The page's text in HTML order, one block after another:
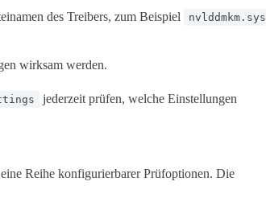
des Treibers, zum Beispiel nvlddmkm.sys
wirksam werden.
jederzeit prüfen, welche Einstellungen
Reihe konfigurierbarer Prüfoptionen. Die